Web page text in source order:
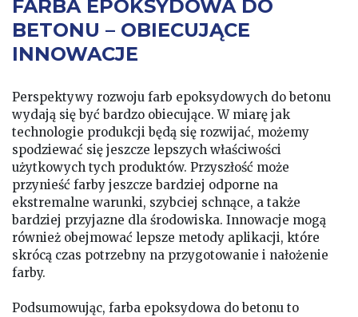
FARBA EPOKSYDOWA DO
BETONU – OBIECUJĄCE
INNOWACJE
Perspektywy rozwoju farb epoksydowych do betonu
wydają się być bardzo obiecujące. W miarę jak
technologie produkcji będą się rozwijać, możemy
spodziewać się jeszcze lepszych właściwości
użytkowych tych produktów. Przyszłość może
przynieść farby jeszcze bardziej odporne na
ekstremalne warunki, szybciej schnące, a także
bardziej przyjazne dla środowiska. Innowacje mogą
również obejmować lepsze metody aplikacji, które
skrócą czas potrzebny na przygotowanie i nałożenie
farby.
Podsumowując, farba epoksydowa do betonu to